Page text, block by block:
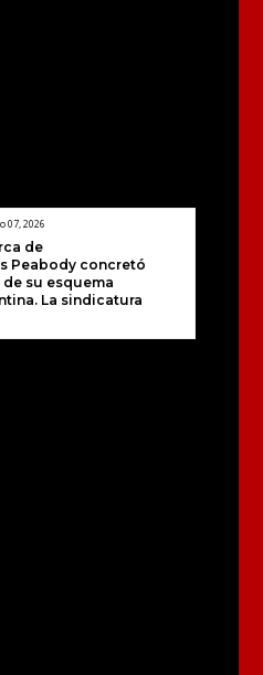
07, 2026
de
Peabody concretó
su esquema
La sindicatura